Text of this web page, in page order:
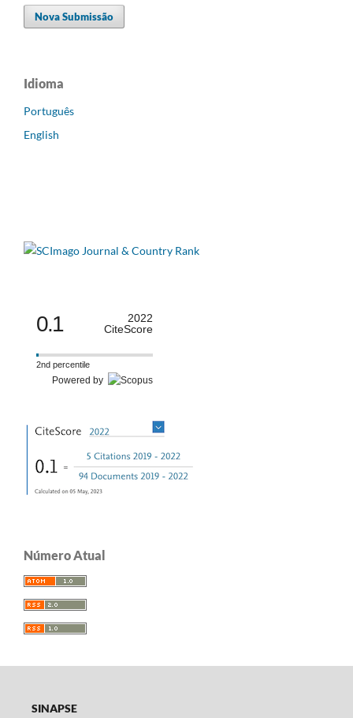
Nova Submissão
Idioma
Português
English
0.1
2022
CiteScore
2nd percentile
Powered by
Número Atual
SINAPSE